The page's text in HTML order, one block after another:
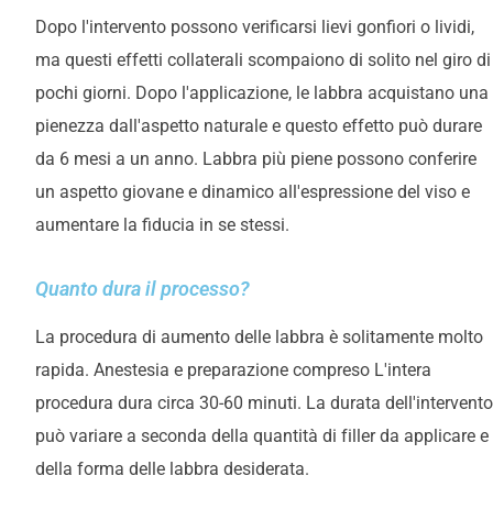
Dopo l'intervento possono verificarsi lievi gonfiori o lividi,
ma questi effetti collaterali scompaiono di solito nel giro di
pochi giorni. Dopo l'applicazione, le labbra acquistano una
pienezza dall'aspetto naturale e questo effetto può durare
da 6 mesi a un anno. Labbra più piene possono conferire
un aspetto giovane e dinamico all'espressione del viso e
aumentare la fiducia in se stessi.
Quanto dura il processo?
La procedura di aumento delle labbra è solitamente molto
rapida. Anestesia e preparazione compreso L'intera
procedura dura circa 30-60 minuti. La durata dell'intervento
può variare a seconda della quantità di filler da applicare e
della forma delle labbra desiderata.